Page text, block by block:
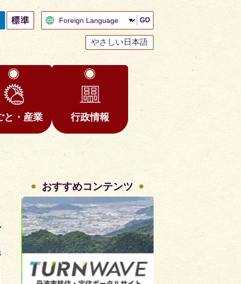
GO
やさしい日本語
と・産業 行政情報
おすすめコンテンツ
2
枚
目
の
ス
ラ
枚
目
の